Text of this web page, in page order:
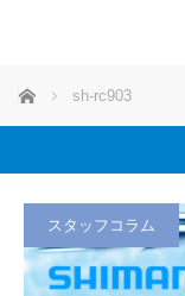
ホーム sh-rc903
スタッフコラム